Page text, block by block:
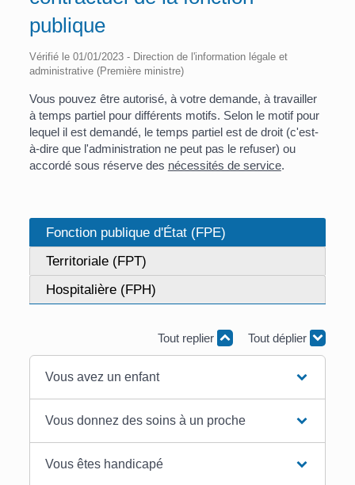
publique
Vérifié le 01/01/2023 - Direction de l'information légale et
administrative (Première ministre)
Vous pouvez être autorisé, à votre demande, à travailler
à temps partiel pour différents motifs. Selon le motif pour
lequel il est demandé, le temps partiel est de droit (c'est-
à-dire que l'administration ne peut pas le refuser) ou
accordé sous réserve des nécessités de service.
Fonction publique d'État (FPE)
Territoriale (FPT)
Hospitalière (FPH)
Tout replier Tout déplier
Vous avez un enfant
Vous donnez des soins à un proche
Vous êtes handicapé